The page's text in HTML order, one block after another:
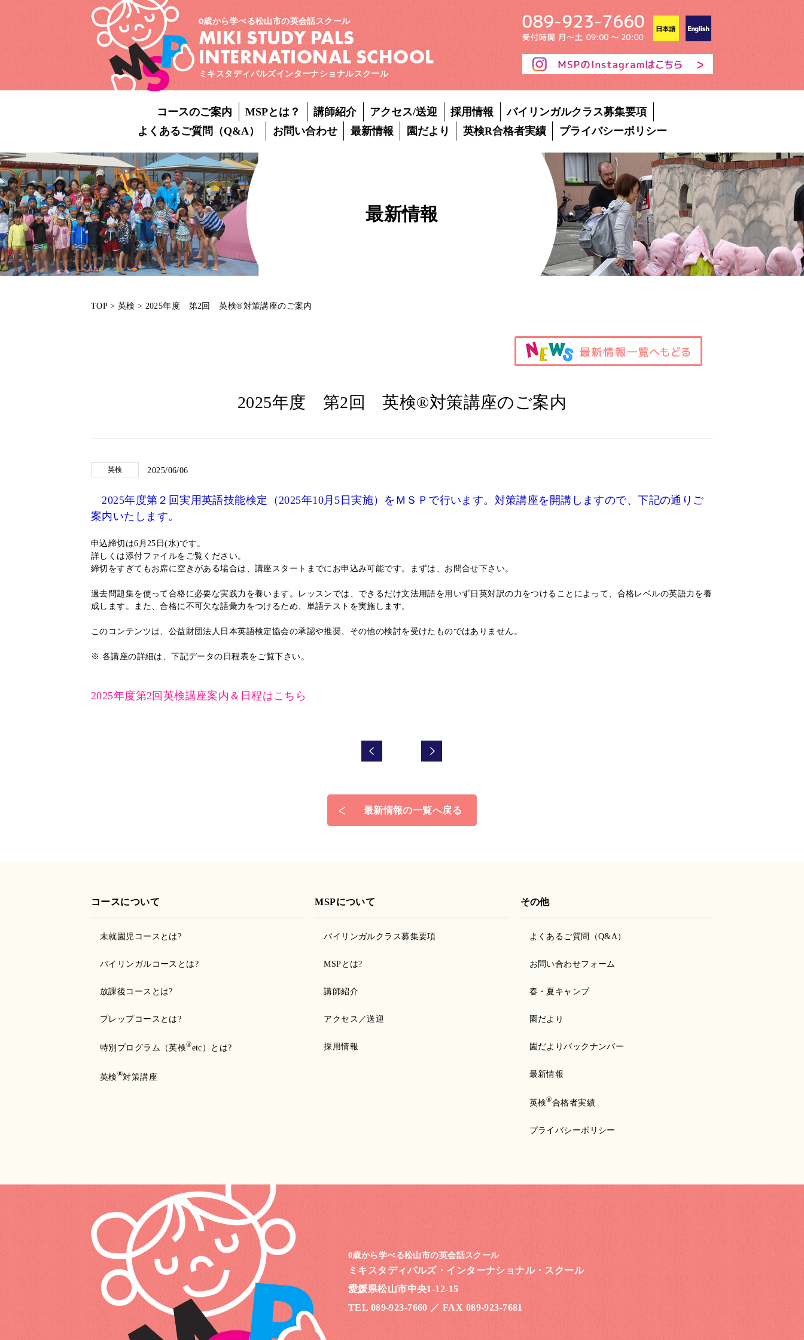
0歳から学べる松山市の英会話スクール
MIKI STUDY PALS
INTERNATIONAL SCHOOL
ミキスタディパルズインターナショナルスクール
コースのご案内 MSPとは？ 講師紹介 アクセス/送迎 採用情報
バイリンガルクラス募集要項
よくあるご質問（Q&A）
お問い合わせ 最新情報 園だより 英検R合格者実績 プライバシーポリシー
最新情報
TOP> 英検 > 2025年度 第2回 英検®対策講座のご案内
2025年度 第2回 英検®対策講座のご案内
英検 2025/06/06
2025年度第２回実用英語技能検定（2025年10月5日実施）をＭＳＰで行います。対策講座を開講しますので、下記の通りご
案内いたします。
申込締切は6月25日(水)です。
詳しくは添付ファイルをご覧ください。
締切をすぎてもお席に空きがある場合は、講座スタートまでにお申込み可能です。まずは、お問合せ下さい。
過去問題集を使って合格に必要な実践力を養います。レッスンでは、できるだけ文法用語を用いず日英対訳の力をつけることによって、合格レベルの英語力を養
成します。また、合格に不可欠な語彙力をつけるため、単語テストを実施します。
このコンテンツは、公益財団法人日本英語検定協会の承認や推奨、その他の検討を受けたものではありません。
※ 各講座の詳細は、下記データの日程表をご覧下さい。
2025年度第2回英検講座案内＆日程はこちら
最新情報の一覧へ戻る
コースについて
未就園児コースとは?
バイリンガルコースとは?
放課後コースとは?
プレップコースとは?
特別プログラム（英検®etc）とは?
英検®対策講座
MSPについて
バイリンガルクラス募集要項
MSPとは?
講師紹介
アクセス／送迎
採用情報
その他
よくあるご質問（Q&A）
お問い合わせフォーム
春・夏キャンプ
園だより
園だよりバックナンバー
最新情報
英検®合格者実績
プライバシーポリシー
0歳から学べる松山市の英会話スクール
ミキスタディパルズ・ インターナショナル・スクール
愛媛県松山市中央1-12-15
TEL 089-923-7660 ／FAX 089-923-7681